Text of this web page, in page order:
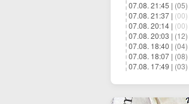
07.08. 21:45 | (05)
07.08. 21:37 | (00)
07.08. 20:14 | (00)
07.08. 20:03 | (12)
07.08. 18:40 | (04)
07.08. 18:07 | (08)
07.08. 17:49 | (03)